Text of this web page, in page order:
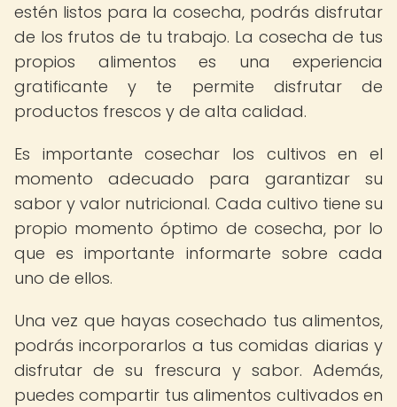
estén listos para la cosecha, podrás disfrutar
de los frutos de tu trabajo. La cosecha de tus
propios alimentos es una experiencia
gratificante y te permite disfrutar de
productos frescos y de alta calidad.
Es importante cosechar los cultivos en el
momento adecuado para garantizar su
sabor y valor nutricional. Cada cultivo tiene su
propio momento óptimo de cosecha, por lo
que es importante informarte sobre cada
uno de ellos.
Una vez que hayas cosechado tus alimentos,
podrás incorporarlos a tus comidas diarias y
disfrutar de su frescura y sabor. Además,
puedes compartir tus alimentos cultivados en